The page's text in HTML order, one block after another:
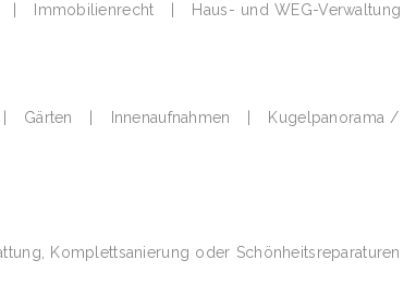
| Immobilienrecht | Haus- und WEG-Verwaltung
| Gärten | Innenaufnahmen | Kugelpanorama /
Komplettsanierung oder